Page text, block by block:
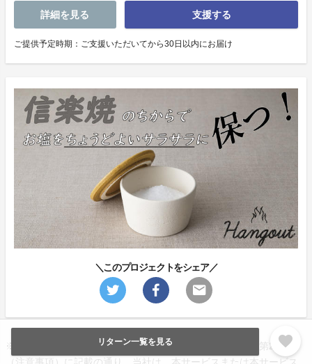
リターン一覧を見る favorite
詳細を見る 支援する
ご提供予定時期：ご支援いただいてから30日以内にお届け
＼このプロジェクトをシェア／
※当該ページは「 まいクラウドファンディング利用規約
」第24条
（注意事項）に記載の通り、当社は、本サービスまたは本サービス